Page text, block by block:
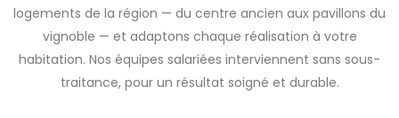
logements de la région — du centre ancien aux pavillons du
vignoble — et adaptons chaque réalisation à votre
habitation. Nos équipes salariées interviennent sans sous-
traitance, pour un résultat soigné et durable.